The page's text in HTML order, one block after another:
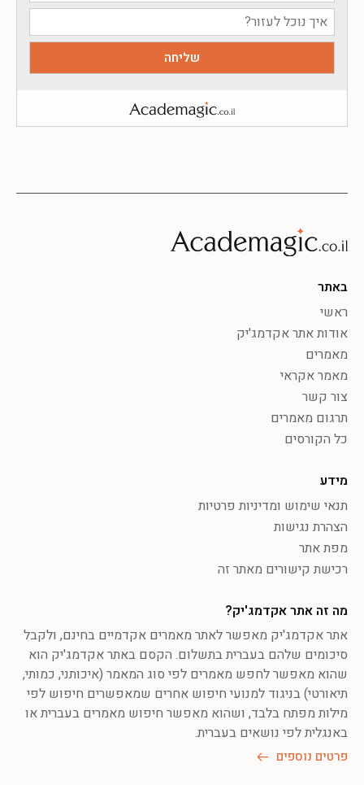
באתר
ראשי
אודות אתר אקדמג'יק
מאמרים
מאמר אקראי
צור קשר
תרגום מאמרים
כל הקורסים
מידע
תנאי שימוש ומדיניות פרטיות
הצהרת נגישות
מפת אתר
רכישת קישורים מאתר זה
מה זה אתר אקדמג'יק?
אתר אקדמג'יק מאפשר לאתר מאמרים אקדמיים בחינם, ולקבל
סיכומים שלהם בעברית בתשלום. הקסם באתר אקדמג'יק הוא
שהוא מאפשר לחפש מאמרים לפי סוג המאמר (איכותני, כמותי,
תיאורטי) בניגוד למנועי חיפוש אחרים שמאפשרים חיפוש לפי
מילות מפתח בלבד, ושהוא מאפשר חיפוש מאמרים בעברית או
באנגלית לפי נושאים בעברית.
פרטים נוספים